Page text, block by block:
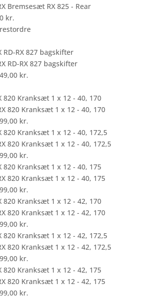
kr..
er:
0,00 kr..
Bremsesæt RX 825 - Rear
kr..
kr.Den
aktuelle
er:
0,00 kr..
RD-RX 827 bagskifter
kr..
kr.Den
pris
er:
2.349,00 kr..
820 Kranksæt 1 x 12 - 40, 170
kr..
kr.Den
aktuelle
pris
er:
1.299,00 kr..
820 Kranksæt 1 x 12 - 40, 172,5
kr..
kr.Den
aktuelle
pris
er:
1.299,00 kr..
820 Kranksæt 1 x 12 - 40, 175
kr..
kr.Den
aktuelle
pris
er:
1.299,00 kr..
820 Kranksæt 1 x 12 - 42, 170
kr..
kr.Den
aktuelle
pris
er:
1.299,00 kr..
820 Kranksæt 1 x 12 - 42, 172,5
kr.Den
aktuelle
pris
er:
820 Kranksæt 1 x 12 - 42, 175
kr.Den